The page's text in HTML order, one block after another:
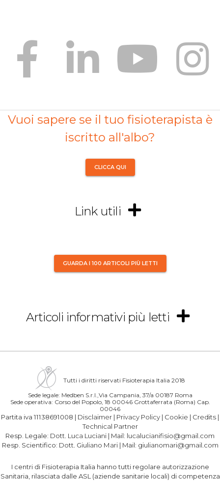
Vuoi sapere se il tuo fisioterapista è
iscritto all'albo?
CLICCA QUI
Link utili
GUARDA I 100 ARTICOLI PIÙ LETTI
Articoli informativi più letti
Tutti i diritti riservati Fisioterapia Italia 2018
Sede legale: Medben S.r.l.,Via Campania, 37/a 00187 Roma
Sede operativa: Corso del Popolo, 18 00046 Grottaferrata (Roma) Cap.
00046
Partita iva 11138691008 | Disclaimer | Privacy Policy | Cookie | Credits |
Technical Partner
Resp. Legale: Dott. Luca Luciani | Mail: lucalucianifisio@gmail.com
Resp. Scientifico: Dott. Giuliano Mari| Mail: giulianomari@gmail.com
I centri di Fisioterapia Italia hanno tutti regolare autorizzazione
Sanitaria, rilasciata dalle ASL (aziende sanitarie locali) di competenza